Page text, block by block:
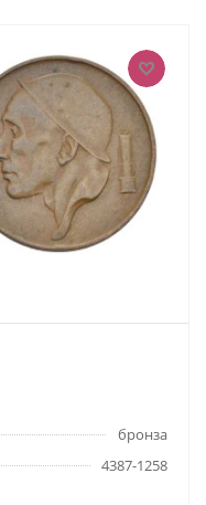
бронза
4387-1258